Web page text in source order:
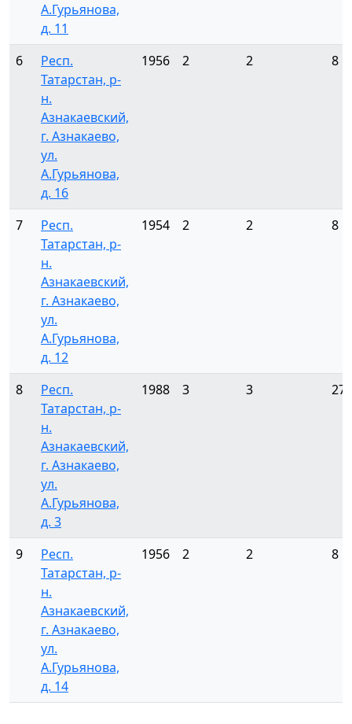
А.Гурьянова,
д. 11
6
Респ.
Татарстан, р-
н.
Азнакаевский,
г. Азнакаево,
ул.
А.Гурьянова,
д. 16
1956 2 2 8
7
Респ.
Татарстан, р-
н.
Азнакаевский,
г. Азнакаево,
ул.
А.Гурьянова,
д. 12
1954 2 2 8
8
Респ.
Татарстан, р-
н.
Азнакаевский,
г. Азнакаево,
ул.
А.Гурьянова,
д. 3
1988 3 3 27
9
Респ.
Татарстан, р-
н.
Азнакаевский,
г. Азнакаево,
ул.
А.Гурьянова,
д. 14
1956 2 2 8